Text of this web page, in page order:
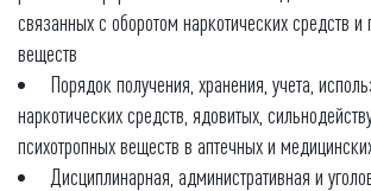
связанных с оборотом наркотических средств и
веществ
Порядок получения, хранения, учета,
наркотических средств, ядовитых,
психотропных веществ в аптечных и
Дисциплинарная, административная и